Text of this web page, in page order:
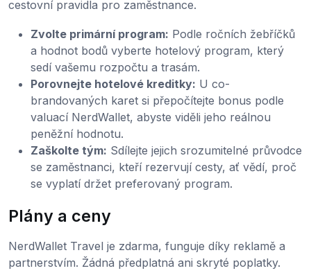
cestovní pravidla pro zaměstnance.
Zvolte primární program: Podle ročních žebříčků
a hodnot bodů vyberte hotelový program, který
sedí vašemu rozpočtu a trasám.
Porovnejte hotelové kreditky: U co-
brandovaných karet si přepočítejte bonus podle
valuací NerdWallet, abyste viděli jeho reálnou
peněžní hodnotu.
Zaškolte tým: Sdílejte jejich srozumitelné průvodce
se zaměstnanci, kteří rezervují cesty, ať vědí, proč
se vyplatí držet preferovaný program.
Plány a ceny
NerdWallet Travel je zdarma, funguje díky reklamě a
partnerstvím. Žádná předplatná ani skryté poplatky.